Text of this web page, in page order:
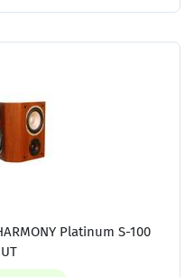
Platinum S-100